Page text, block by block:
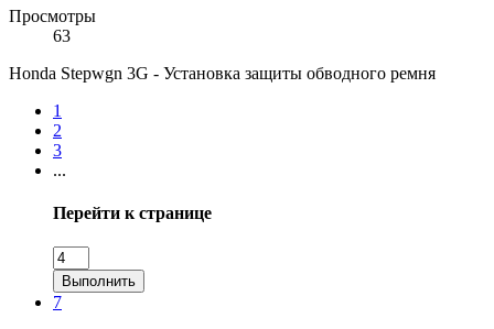
Просмотры
63
Honda Stepwgn 3G - Установка защиты обводного ремня
1
2
3
...
Перейти к странице
Выполнить
7